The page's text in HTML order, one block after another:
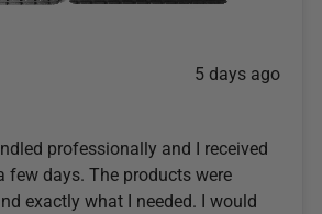
5 days ago
professionally and I received
few days. The products were
exactly what I needed. I would